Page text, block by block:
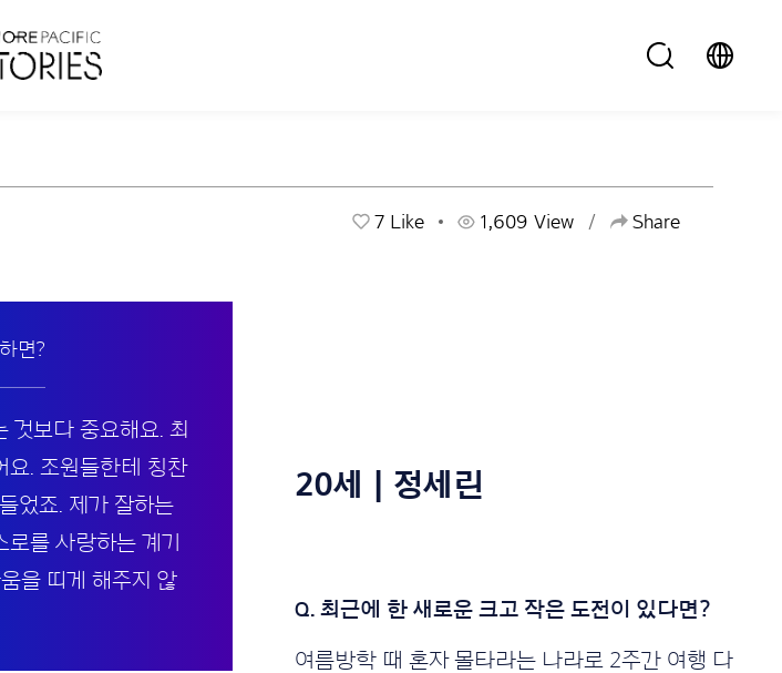
7 Like 1,609 View Share
면?
것보다 중요해요. 최
요. 조원들한테 칭찬
었죠. 제가 잘하는
를 사랑하는 계기
을 띠게 해주지 않
20세 | 정세린
여름방학 때 혼자 몰타라는 나라로 2주간 여행 다